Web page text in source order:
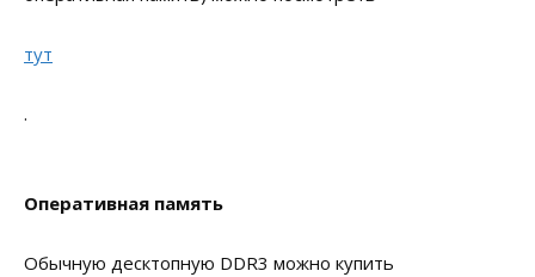
тут
.
Оперативная память
Обычную десктопную DDR3 можно купить